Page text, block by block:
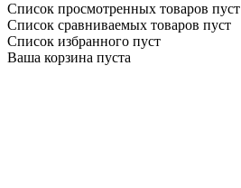
Список просмотренных товаров пуст
Список сравниваемых товаров пуст
Список избранного пуст
Ваша корзина пуста